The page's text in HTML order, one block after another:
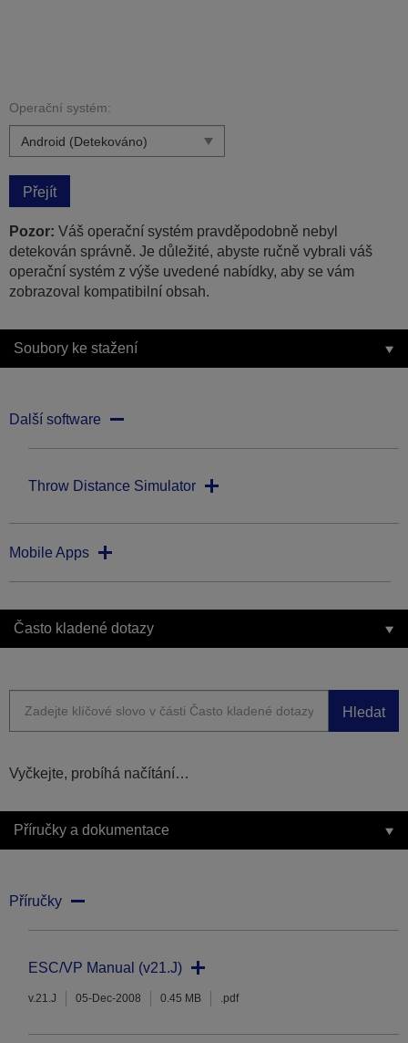
Operační systém:
Přejít
Pozor: Váš operační systém pravděpodobně nebyl
detekován správně. Je důležité, abyste ručně vybrali váš
operační systém z výše uvedené nabídky, aby se vám
zobrazoval kompatibilní obsah.
Soubory ke stažení
Další software
Throw Distance Simulator
Mobile Apps
Často kladené dotazy
Hledat
Vyčkejte, probíhá načítání…
Příručky a dokumentace
Příručky
ESC/VP Manual (v21.J)
v.21.J 05-Dec-2008 0.45 MB .pdf